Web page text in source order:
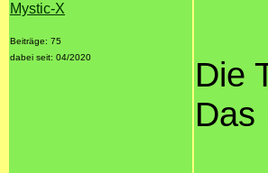
Mystic-X
Beiträge: 75
dabei seit: 04/2020
Die
Das